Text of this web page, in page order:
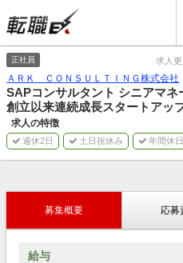
正社員 求人
ＡＲＫ ＣＯＮＳＵＬＴＩＮＧ株式会社
SAPコンサルタント シニアマ
創立以来連続成長スタートアッ
求人の特徴
週休2日 土日祝休み 年間休
募集概要 応募
給与